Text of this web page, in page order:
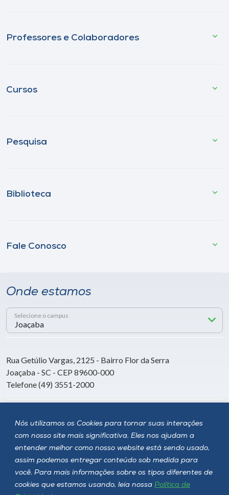
Nós utilizamos os Cookies para tornar suas interações
com nosso site mais significativa. Eles nos ajudam a
entender melhor como nosso website está sendo usado,
assim podemos entregar conteúdo sob medida para
você. Para mais informações sobre os tipos diferentes de
cookies que estamos usando, leia nossa Política de
Professores e Colaboradores
Cursos
Pesquisa
Biblioteca
Fale Conosco
Onde estamos
Selecione o campus
Rua Getúlio Vargas, 2125 - Bairro Flor da Serra
Joaçaba - SC - CEP 89600-000
Telefone (49) 3551-2000
Siga a Unoesc